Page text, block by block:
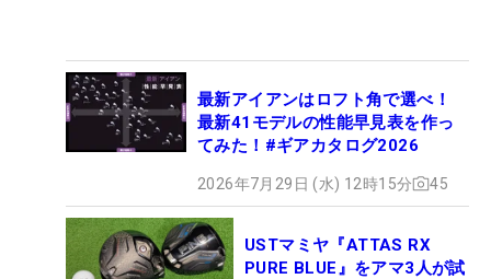
最新アイアンはロフト角で選べ！
最新41モデルの性能早見表を作っ
てみた！#ギアカタログ2026
2026年7月29日 (水) 12時15分 45
USTマミヤ『ATTAS RX
PURE BLUE』をアマ3人が試